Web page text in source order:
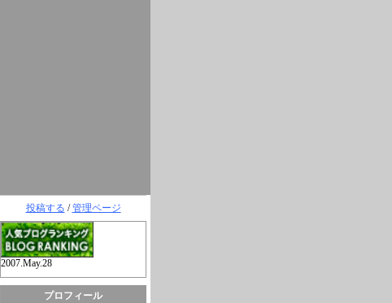
投稿する /管理ページ
2007.May.28
プロフィール